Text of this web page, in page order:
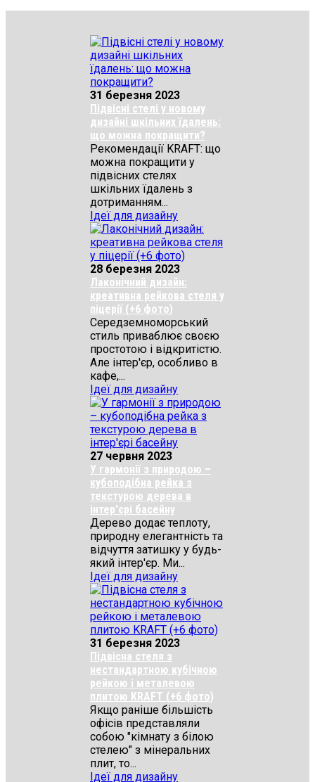
31 березня 2023
Підвісні стелі у новому
дизайні шкільних їдалень:
що можна покращити?
Рекомендації KRAFT: що
можна покращити у
підвісних стелях
шкільних їдалень з
дотриманням...
Ідеї для дизайну
28 березня 2023
Лаконічний дизайн:
креативна рейкова стеля у
піцерії (+6 фото)
Середземноморський
стиль приваблює своєю
простотою і відкритістю.
Але інтер'єр, особливо в
кафе,...
Ідеї для дизайну
27 червня 2023
У гармонії з природою –
кубоподібна рейка з
текстурою дерева в
інтер'єрі басейну
Дерево додає теплоту,
природну елегантність та
відчуття затишку у будь-
який інтер'єр. Ми...
Ідеї для дизайну
31 березня 2023
Підвісна стеля з
нестандартною кубічною
рейкою і металевою
плитою KRAFT (+6 фото)
Якщо раніше більшість
офісів представляли
собою "кімнату з білою
стелею" з мінеральних
плит, то...
Ідеї для дизайну